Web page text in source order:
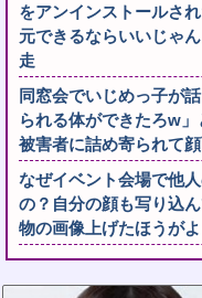
をアンインストールさ
元できるならいいじゃ
走
同窓会でいじめっ子が
られる体ができたろw
被害者に詰め寄られて
なぜイベント会場で他
の？自分の顔も写り込
物の画像上げたほうが